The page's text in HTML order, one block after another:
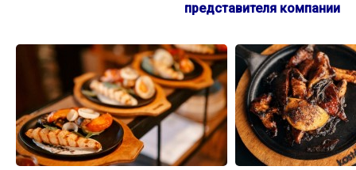
представителя компании